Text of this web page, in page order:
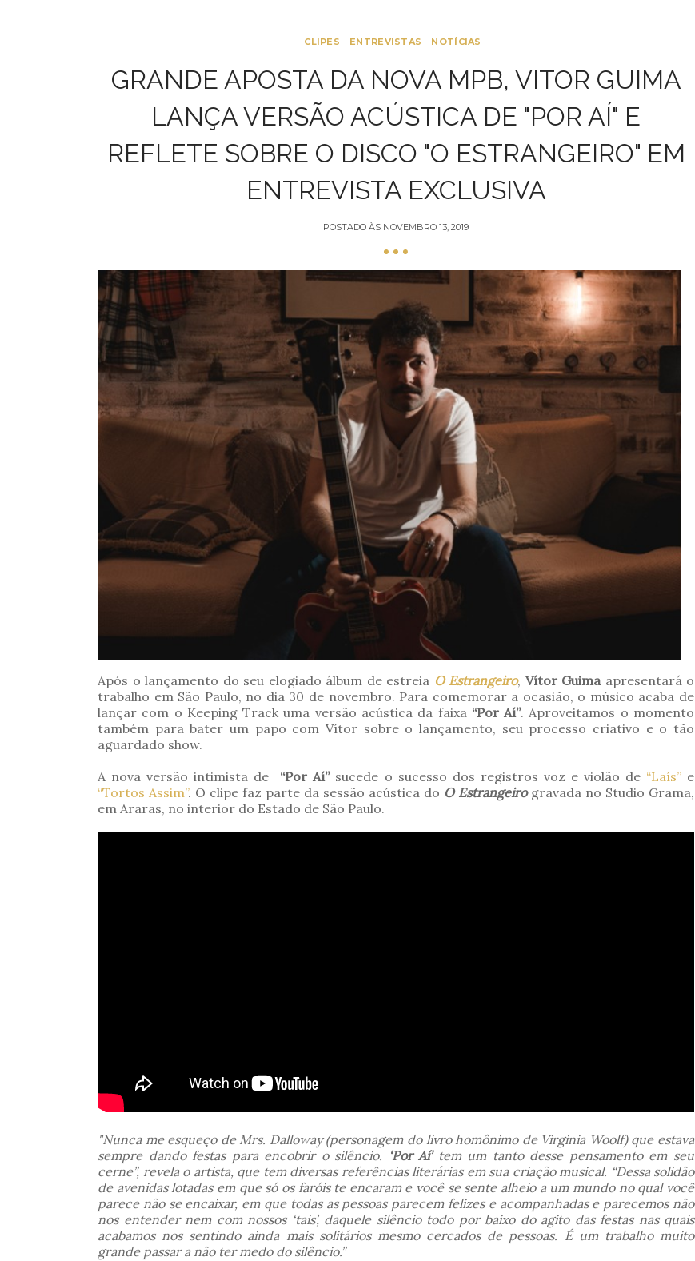
CLIPES ENTREVISTAS NOTÍCIAS
GRANDE APOSTA DA NOVA MPB, VITOR GUIMA
LANÇA VERSÃO ACÚSTICA DE "POR AÍ" E
REFLETE SOBRE O DISCO "O ESTRANGEIRO" EM
ENTREVISTA EXCLUSIVA
POSTADO ÀS NOVEMBRO 13, 2019
Após o lançamento do seu elogiado álbum de estreia O Estrangeiro, Vítor Guimaapresentará o
trabalho em São Paulo, no dia 30 de novembro. Para comemorar a ocasião, o músico acaba de
lançar com o Keeping Track uma versão acústica da faixa “Por Aí”. Aproveitamos o momento
também para bater um papo com Vítor sobre o lançamento, seu processo criativo e o tão
aguardado show.
A nova versão intimista de “Por Aí” sucede o sucesso dos registros voz e violão de “Laís”e
“Tortos Assim”. O clipe faz parte da sessão acústica do O Estrangeiro gravada no Studio Grama,
em Araras, no interior do Estado de São Paulo.
"Nunca me esqueço de Mrs. Dalloway (personagem do livro homônimo de Virginia Woolf) que estava
sempre dando festas para encobrir o silêncio. ‘Por Aí’ tem um tanto desse pensamento em seu
cerne”, revela o artista, que tem diversas referências literárias em sua criação musical. “Dessa solidão
de avenidas lotadas em que só os faróis te encaram e você se sente alheio a um mundo no qual você
parece não se encaixar, em que todas as pessoas parecem felizes e acompanhadas e parecemos não
nos entender nem com nossos ‘tais’, daquele silêncio todo por baixo do agito das festas nas quais
acabamos nos sentindo ainda mais solitários mesmo cercados de pessoas. É um trabalho muito
grande passar a não ter medo do silêncio.”